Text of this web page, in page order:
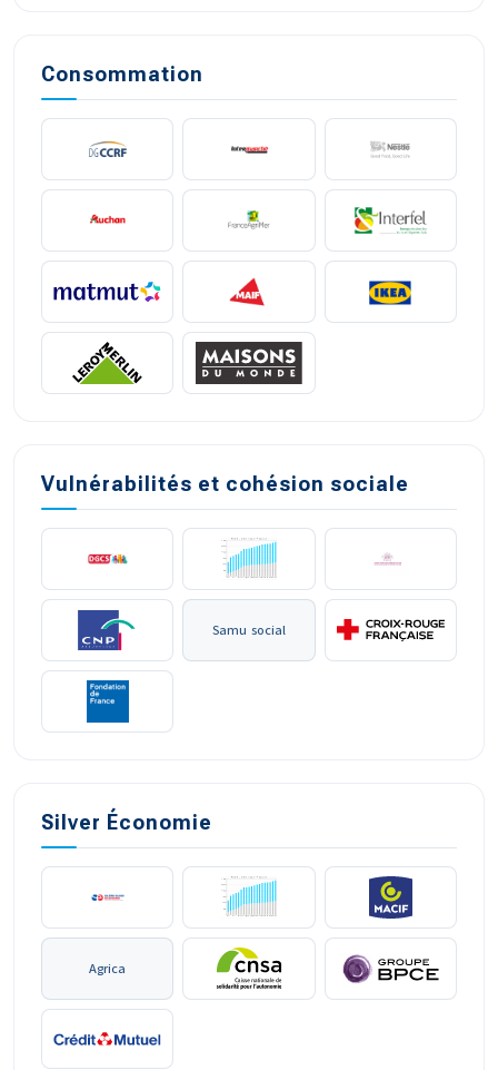
Consommation
Vulnérabilités et cohésion sociale
Samu social
Silver Économie
Agrica